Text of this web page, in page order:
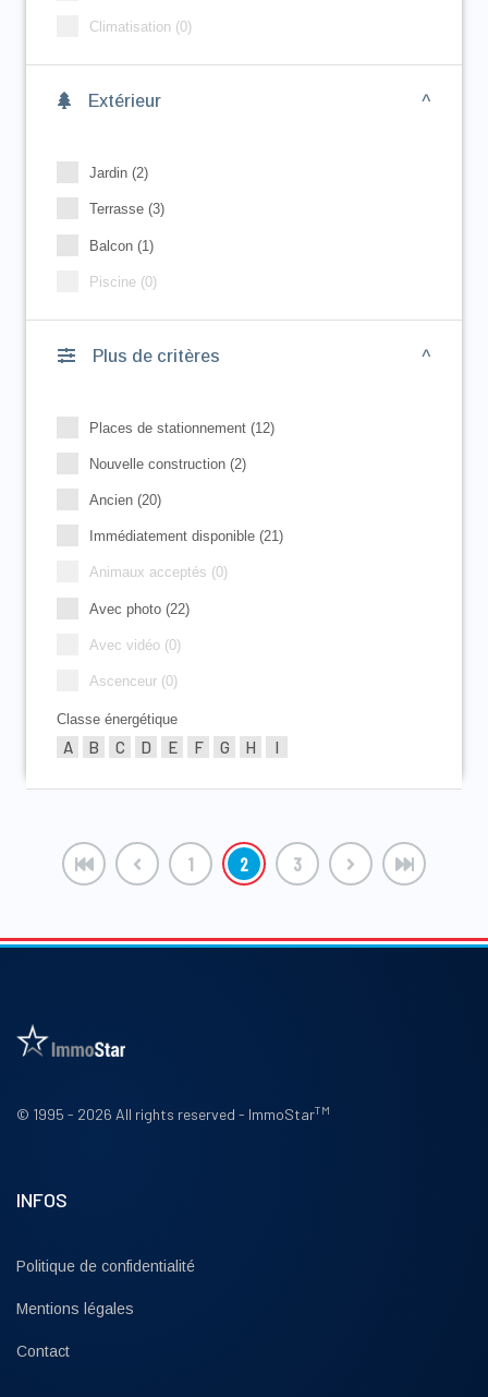
Climatisation (0)
Extérieur
Jardin (2)
Terrasse (3)
Balcon (1)
Piscine (0)
Plus de critères
Places de stationnement (12)
Nouvelle construction (2)
Ancien (20)
Immédiatement disponible (21)
Animaux acceptés (0)
Avec photo (22)
Avec vidéo (0)
Ascenceur (0)
Classe énergétique
A B C D E F G H I
1 2 3
© 1995 - 2026 All rights reserved - ImmoStarTM
INFOS
Politique de confidentialité
Mentions légales
Contact